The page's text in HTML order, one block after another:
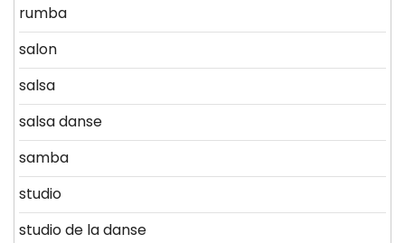
rumba
salon
salsa
salsa danse
samba
studio
studio de la danse